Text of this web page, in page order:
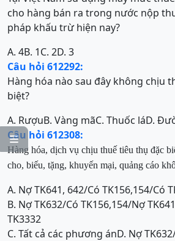

cho hàng bán ra trong nước nộp
pháp khấu trừ hiện nay?
A. 4B. 1C. 2D. 3
Câu hỏi 612292:
Hàng hóa nào sau đây không chịu
biệt?
A. RượuB. Vàng mãC. Thuốc láD.
Câu hỏi 612308:
Hàng hóa, dịch vụ chịu thuế tiêu thụ đặc
cho, biếu, tặng, khuyến mại, quảng cáo
A. Nợ TK641, 642/Có TK156,154/Có
B. Nợ TK632/Có TK156,154/Nợ
TK3332
C. Tất cả các phương ánD. Nợ